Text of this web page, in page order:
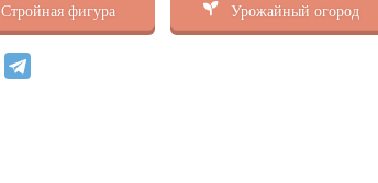
Стройная фигура Урожайный огород